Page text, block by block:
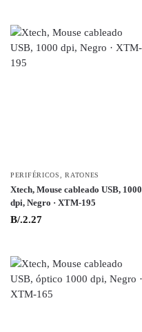
PERIFÉRICOS ,RATONES
Xtech, Mouse cableado USB, 1000
dpi, Negro · XTM-195
B/.2.27